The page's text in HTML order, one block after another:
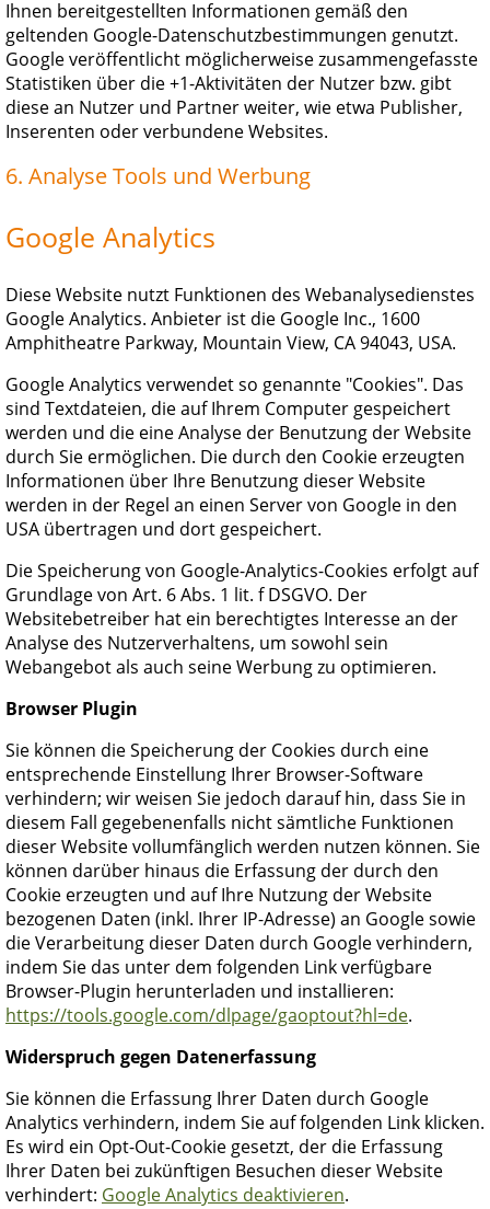
Ihnen bereitgestellten Informationen gemäß den
geltenden Google-Datenschutzbestimmungen genutzt.
Google veröffentlicht möglicherweise zusammengefasste
Statistiken über die +1-Aktivitäten der Nutzer bzw. gibt
diese an Nutzer und Partner weiter, wie etwa Publisher,
Inserenten oder verbundene Websites.
6. Analyse Tools und Werbung
Google Analytics
Diese Website nutzt Funktionen des Webanalysedienstes
Google Analytics. Anbieter ist die Google Inc., 1600
Amphitheatre Parkway, Mountain View, CA 94043, USA.
Google Analytics verwendet so genannte "Cookies". Das
sind Textdateien, die auf Ihrem Computer gespeichert
werden und die eine Analyse der Benutzung der Website
durch Sie ermöglichen. Die durch den Cookie erzeugten
Informationen über Ihre Benutzung dieser Website
werden in der Regel an einen Server von Google in den
USA übertragen und dort gespeichert.
Die Speicherung von Google-Analytics-Cookies erfolgt auf
Grundlage von Art. 6 Abs. 1 lit. f DSGVO. Der
Websitebetreiber hat ein berechtigtes Interesse an der
Analyse des Nutzerverhaltens, um sowohl sein
Webangebot als auch seine Werbung zu optimieren.
Browser Plugin
Sie können die Speicherung der Cookies durch eine
entsprechende Einstellung Ihrer Browser-Software
verhindern; wir weisen Sie jedoch darauf hin, dass Sie in
diesem Fall gegebenenfalls nicht sämtliche Funktionen
dieser Website vollumfänglich werden nutzen können. Sie
können darüber hinaus die Erfassung der durch den
Cookie erzeugten und auf Ihre Nutzung der Website
bezogenen Daten (inkl. Ihrer IP-Adresse) an Google sowie
die Verarbeitung dieser Daten durch Google verhindern,
indem Sie das unter dem folgenden Link verfügbare
Browser-Plugin herunterladen und installieren:
https://tools.google.com/dlpage/gaoptout?hl=de.
Widerspruch gegen Datenerfassung
Sie können die Erfassung Ihrer Daten durch Google
Analytics verhindern, indem Sie auf folgenden Link klicken.
Es wird ein Opt-Out-Cookie gesetzt, der die Erfassung
Ihrer Daten bei zukünftigen Besuchen dieser Website
verhindert: Google Analytics deaktivieren.